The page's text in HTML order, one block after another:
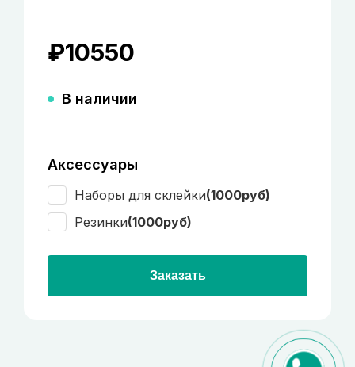
₽10550
В наличии
Аксессуары
Наборы для склейки(1000руб)
Резинки(1000руб)
Заказать